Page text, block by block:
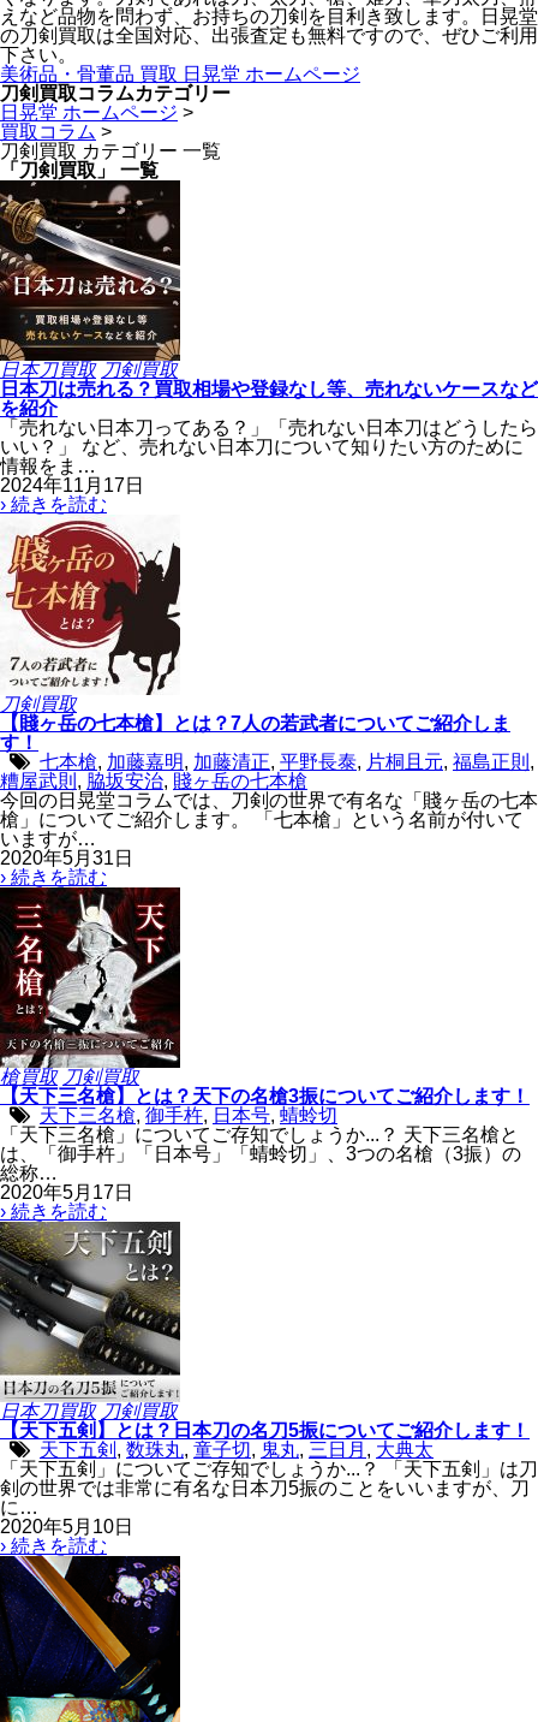
えなど品物を問わず、お持ちの刀剣を目利き致します。日晃堂
の刀剣買取は全国対応、出張査定も無料ですので、ぜひご利用
下さい。
美術品・骨董品 買取 日晃堂 ホームページ
刀剣買取コラムカテゴリー
日晃堂 ホームページ >
買取コラム >
刀剣買取 カテゴリー 一覧
「刀剣買取」 一覧
日本刀買取 刀剣買取
日本刀は売れる？買取相場や登録なし等、売れないケースなど
を紹介
「売れない日本刀ってある？」「売れない日本刀はどうしたら
いい？」 など、売れない日本刀について知りたい方のために
情報をま…
2024年11月17日
› 続きを読む
刀剣買取
【賤ヶ岳の七本槍】とは？7人の若武者についてご紹介しま
す！
七本槍, 加藤嘉明, 加藤清正, 平野長泰, 片桐且元, 福島正則 ,
糟屋武則 , 脇坂安治, 賤ヶ岳の七本槍
今回の日晃堂コラムでは、刀剣の世界で有名な「賤ヶ岳の七本
槍」についてご紹介します。 「七本槍」という名前が付いて
いますが…
2020年5月31日
› 続きを読む
槍買取 刀剣買取
【天下三名槍】とは？天下の名槍3振についてご紹介します！
天下三名槍, 御手杵, 日本号, 蜻蛉切
「天下三名槍」についてご存知でしょうか...？ 天下三名槍と
は、「御手杵」「日本号」「蜻蛉切」、3つの名槍（3振）の
総称…
2020年5月17日
› 続きを読む
日本刀買取 刀剣買取
【天下五剣】とは？日本刀の名刀5振についてご紹介します！
天下五剣 , 数珠丸, 童子切, 鬼丸, 三日月 , 大典太
「天下五剣」についてご存知でしょうか...？ 「天下五剣」は刀
剣の世界では非常に有名な日本刀5振のことをいいますが、刀
に…
2020年5月10日
› 続きを読む